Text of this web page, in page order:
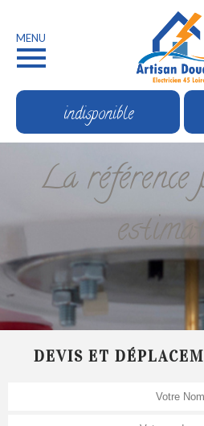
MENU
indisponible
La
DEVIS ET